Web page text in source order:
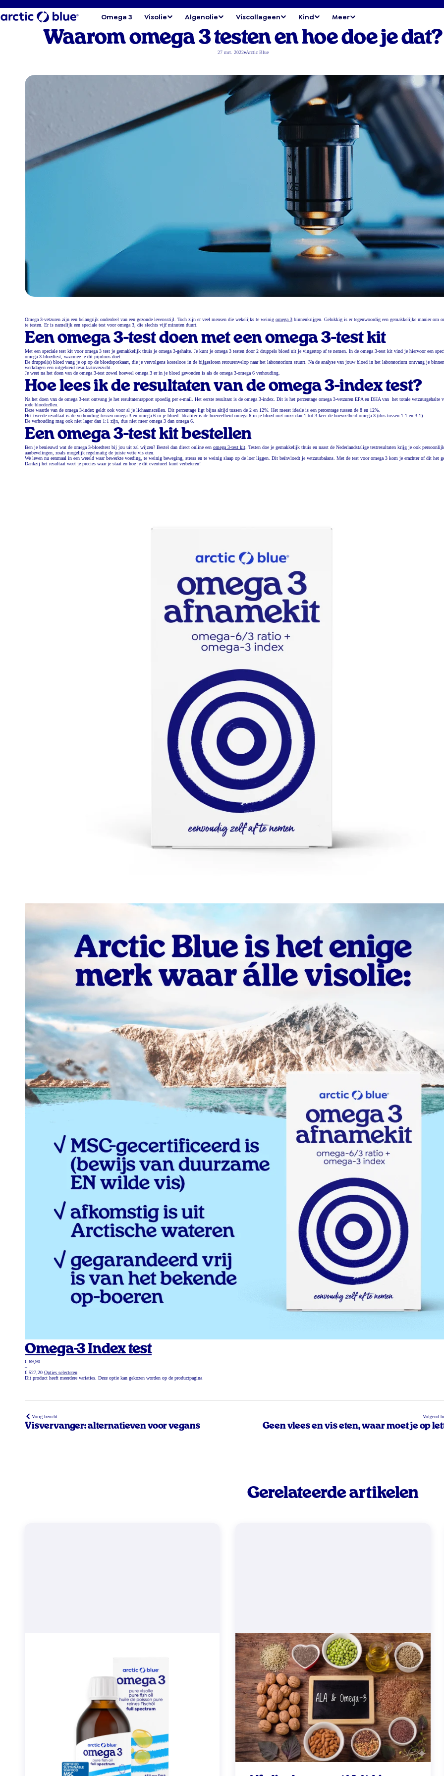
Omega 3 Visolie Algenolie Viscollageen Kind Meer
Waarom omega 3 testen en hoe doe je dat?
27 mrt. 2022 Arctic Blue
Omega 3-vetzuren zijn een belangrijk onderdeel van een gezonde levensstijl. Toch zijn er veel mensen die wekelijks te weinig omega 3 binnenkrijgen. Gelukkig is er tegenwoordig een gemakkelijke manier om
te testen. Er is namelijk een speciale test voor omega 3, die slechts vijf minuten duurt.
Een omega 3-test doen met een omega 3-test kit
Met een speciale test kit voor omega 3 test je gemakkelijk thuis je omega 3-gehalte. Je kunt je omega 3 testen door 2 druppels bloed uit je vingertop af te nemen. In de omega 3-test kit vind je hiervoor een
omega 3-bloedtest, waarmee je dit pijnloos doet.
De druppel(s) bloed vang je op op de bloedspotkaart, die je vervolgens kosteloos in de bijgesloten retourenvelop naar het laboratorium stuurt. Na de analyse van jouw bloed in het laboratorium ontvang je
werkdagen een uitgebreid resultaatoverzicht.
Je weet na het doen van de omega 3-test zowel hoeveel omega 3 er in je bloed gevonden is als de omega 3-omega 6 verhouding.
Hoe lees ik de resultaten van de omega 3-index test?
Na het doen van de omega 3-test ontvang je het resultatenrapport spoedig per e-mail. Het eerste resultaat is de omega 3-index. Dit is het percentage omega 3-vetzuren EPA en DHA van het totale vetzuurgehalte
rode bloedcellen.
Deze waarde van de omega 3-index geldt ook voor al je lichaamscellen. Dit percentage ligt bijna altijd tussen de 2 en 12%. Het meest ideale is een percentage tussen de 8 en 12%.
Het tweede resultaat is de verhouding tussen omega 3 en omega 6 in je bloed. Idealiter is de hoeveelheid omega 6 in je bloed niet meer dan 1 tot 3 keer de hoeveelheid omega 3 (dus tussen 1:1 en 3:1).
De verhouding mag ook niet lager dan 1:1 zijn, dus niet meer omega 3 dan omega 6.
Een omega 3-test kit bestellen
Ben je benieuwd wat de omega 3-bloedtest bij jou uit zal wijzen? Bestel dan direct online een omega 3-test kit . Testen doe je gemakkelijk thuis en naast de Nederlandstalige testresultaten krijg je ook
aanbevelingen, zoals mogelijk regelmatig de juiste vette vis eten.
We leven nu eenmaal in een wereld waar bewerkte voeding, te weinig beweging, stress en te weinig slaap op de loer liggen. Dit beïnvloedt je vetzuurbalans. Met de test voor omega 3 kom je erachter of dit het
Dankzij het resultaat weet je precies waar je staat en hoe je dit eventueel kunt verbeteren!
Omega-3 Index test
€ 69,90
–
€ 527,20 Opties selecteren
Dit product heeft meerdere variaties. Deze optie kan gekozen worden op de productpagina
Vorig bericht
Visvervanger: alternatieven voor vegans
Volgend
Geen vlees en vis eten, waar moet je op
Gerelateerde artikelen